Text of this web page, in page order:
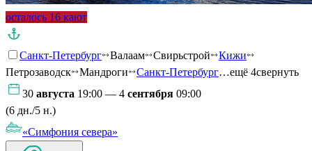
осталось 16 кают
Санкт-Петербург Валаам Свирьстрой
Кижи
Петрозаводск
Мандроги Санкт-Петербург…ещё 4свернуть
30 августа 19:00 — 4 сентября 09:00
(6 дн./5 н.)
«Симфония севера»